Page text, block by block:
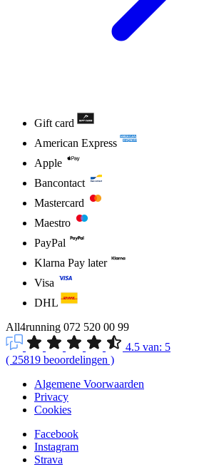
Gift card
American Express
Apple
Bancontact
Mastercard
Maestro
PayPal
Klarna Pay later
Visa
DHL
All4running 072 520 00 99
4.5 van: 5
( 25819 beoordelingen )
Algemene Voorwaarden
Privacy
Cookies
Facebook
Instagram
Strava